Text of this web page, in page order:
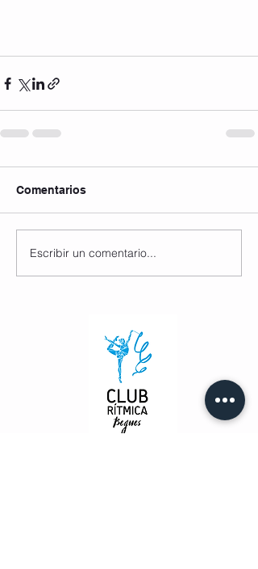
Comentarios
Escribir un comentario...